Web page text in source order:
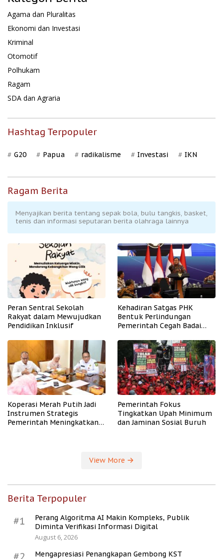
Agama dan Pluralitas
Ekonomi dan Investasi
Kriminal
Otomotif
Polhukam
Ragam
SDA dan Agraria
Hashtag Terpopuler
G20 Papua radikalisme Investasi IKN
Ragam Berita
Menyajikan berita tentang sepak bola, bulu tangkis, basket,
tenis dan informasi seputaran berita olahraga lainnya
Peran Sentral Sekolah
Rakyat dalam Mewujudkan
Pendidikan Inklusif
Kehadiran Satgas PHK
Bentuk Perlindungan
Pemerintah Cegah Badai
Koperasi Merah Putih Jadi
Instrumen Strategis
Pemerintah Meningkatkan
Pemerintah Fokus
Tingkatkan Upah Minimum
dan Jaminan Sosial Buruh
View More
Berita Terpopuler
#1
Perang Algoritma AI Makin Kompleks, Publik
Diminta Verifikasi Informasi Digital
August 6, 2026
Mengapresiasi Penangkapan Gembong KST